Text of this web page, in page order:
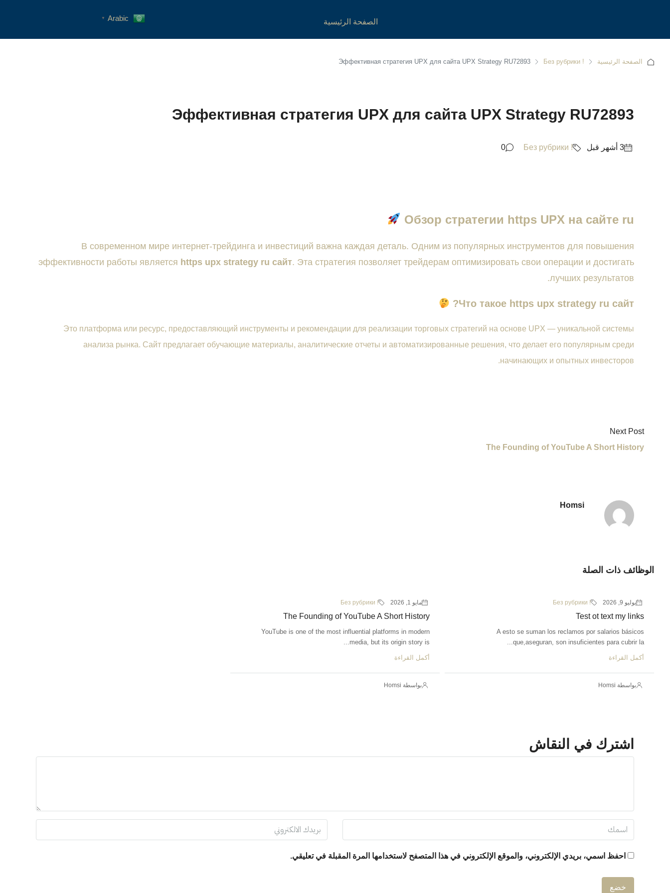
الصفحة الرئيسية Arabic
▼
الصفحة الرئيسية ! Без рубрики
Эффективная стратегия UPX для сайта UPX Strategy RU72893
Эффективная стратегия UPX для сайта UPX Strategy RU72893
! Без рубрики
0
Обзор стратегии https UPX на сайте ru
В современном мире интернет-трейдинга и инвестиций важна каждая деталь. Одним из популярных инструментов для повышения
эффективности работы является https upx strategy ru сайт. Эта стратегия позволяет трейдерам оптимизировать свои операции и достигать
лучших результатов.
Что такое https upx strategy ru сайт?
Это платформа или ресурс, предоставляющий инструменты и рекомендации для реализации торговых стратегий на основе UPX — уникальной системы
анализа рынка. Сайт предлагает обучающие материалы, аналитические отчеты и автоматизированные решения, что делает его популярным среди
начинающих и опытных инвесторов.
Next Post
The Founding of YouTube A Short History
Homsi
الوظائف ذات الصلة
يوليو 9, 2026 ! Без рубрики
Test ot text my links
A esto se suman los reclamos por salarios básicos
que,aseguran, son insuficientes para cubrir la...
أكمل القراءة
بواسطة Homsi
مايو 1, 2026 ! Без рубрики
The Founding of YouTube A Short History
YouTube is one of the most influential platforms in modern
media, but its origin story is...
أكمل القراءة
بواسطة Homsi
اشترك في النقاش
احفظ اسمي، بريدي الإلكتروني، والموقع الإلكتروني في هذا المتصفح لاستخدامها المرة المقبلة في تعليقي.